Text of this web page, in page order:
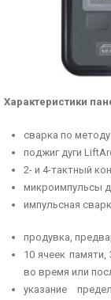
Характеристики
сварка по
поджиг дуги
2- и 4-тактный
микроимпульсы
импульсная
продувка,
10 ячеек
во время или
указание